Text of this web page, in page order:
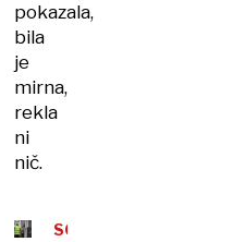
pokazala,
bila
je
mirna,
rekla
ni
nič.
SOJENJE